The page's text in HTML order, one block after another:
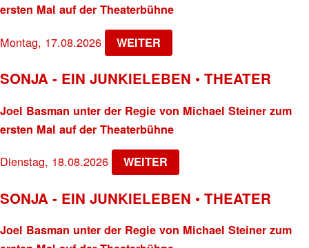
ersten Mal auf der Theaterbühne
Montag, 17.08.2026 WEITER
SONJA - EIN JUNKIELEBEN • THEATER
Joel Basman unter der Regie von Michael Steiner zum
ersten Mal auf der Theaterbühne
Dienstag, 18.08.2026 WEITER
SONJA - EIN JUNKIELEBEN • THEATER
Joel Basman unter der Regie von Michael Steiner zum